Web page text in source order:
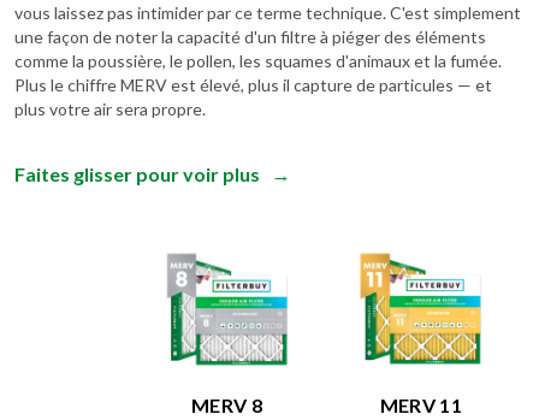
vous laissez pas intimider par ce terme technique. C'est simplement
une façon de noter la capacité d'un filtre à piéger des éléments
comme la poussière, le pollen, les squames d'animaux et la fumée.
Plus le chiffre MERV est élevé, plus il capture de particules — et
plus votre air sera propre.
Faites glisser pour voir plus →
MERV 8 MERV 11